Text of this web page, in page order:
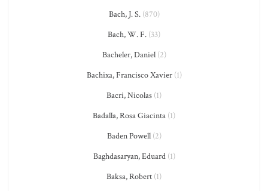
Bach, J. S.(870)
Bach, W. F. (33)
Bacheler, Daniel(2)
Bachixa, Francisco Xavier(1)
Bacri, Nicolas (1)
Badalla, Rosa Giacinta (1)
Baden Powell(2)
Baghdasaryan, Eduard(1)
Baksa, Robert (1)